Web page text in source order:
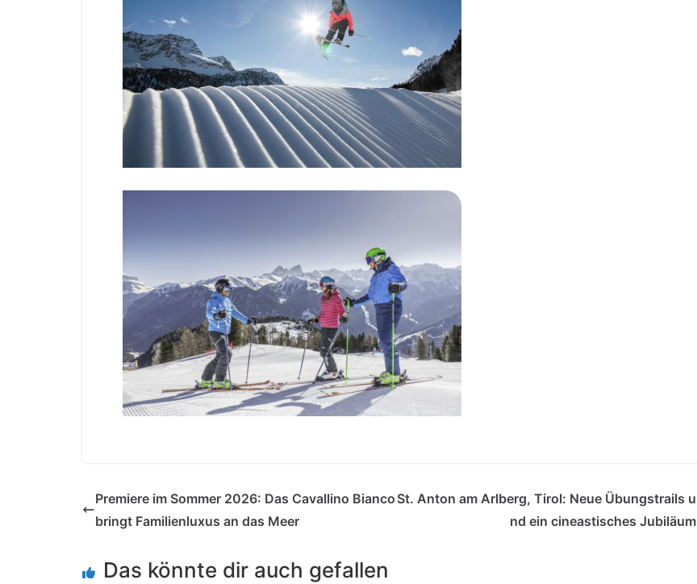
Premiere im Sommer 2026: Das Cavallino Bianco
bringt Familienluxus an das Meer
St. Anton am Arlberg, Tirol: Neue Übungstrails u
nd ein cineastisches Jubiläum
Das könnte dir auch gefallen